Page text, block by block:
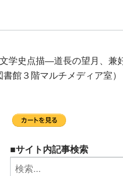
学史点描―道長の望月、兼
館３階マルチメディア室）
■サイト内記事検索